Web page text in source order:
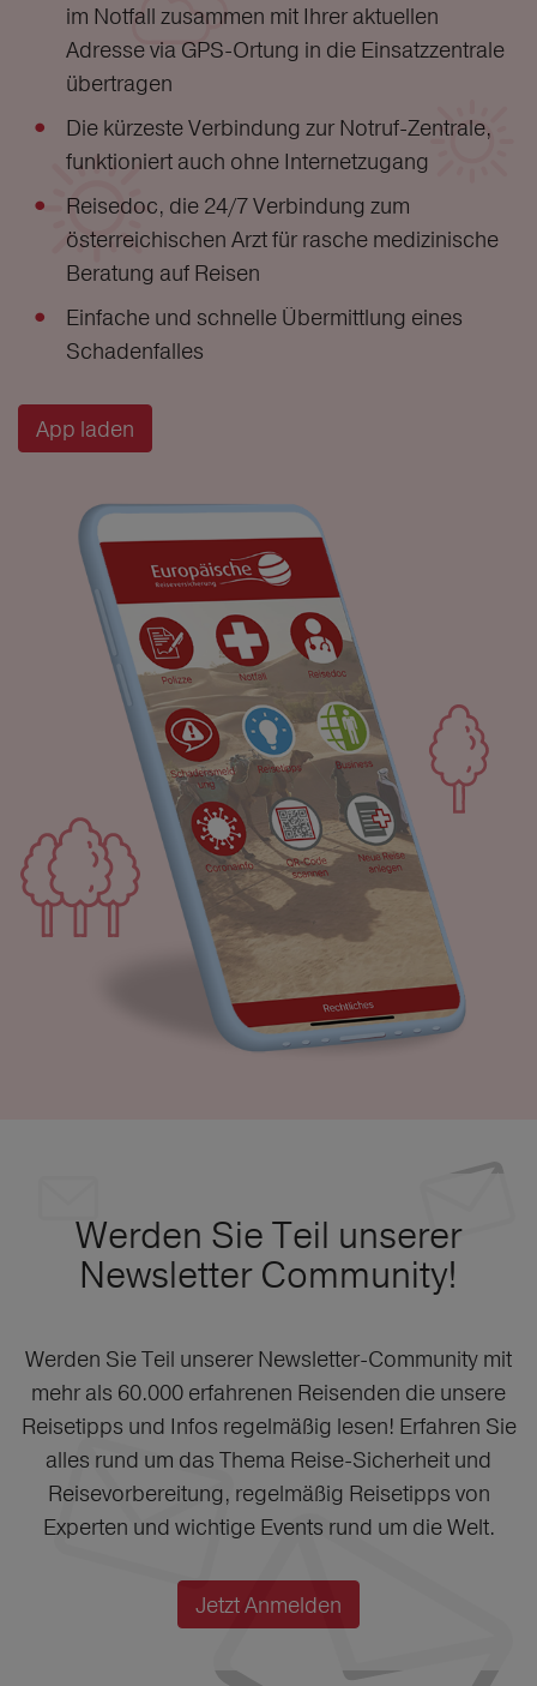
im Notfall zusammen mit Ihrer aktuellen
Adresse via GPS-Ortung in die Einsatzzentrale
übertragen
Die kürzeste Verbindung zur Notruf-Zentrale,
funktioniert auch ohne Internetzugang
Reisedoc, die 24/7 Verbindung zum
österreichischen Arzt für rasche medizinische
Beratung auf Reisen
Einfache und schnelle Übermittlung eines
Schadenfalles
App laden
Werden Sie Teil unserer
Newsletter Community!
Werden Sie Teil unserer Newsletter-Community mit
mehr als 60.000 erfahrenen Reisenden die unsere
Reisetipps und Infos regelmäßig lesen! Erfahren Sie
alles rund um das Thema Reise-Sicherheit und
Reisevorbereitung, regelmäßig Reisetipps von
Experten und wichtige Events rund um die Welt.
Jetzt Anmelden